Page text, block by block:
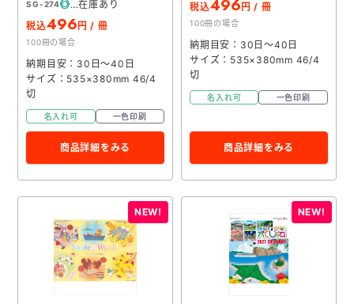
SG-274
在庫あり
税込496円 / 冊
100冊の場合
納期目安：30日～40日
サイズ：535×380mm 46/4
切
名入れ可 一色印刷
商品詳細をみる
税込496円 / 冊
100冊の場合
納期目安：30日～40日
サイズ：535×380mm 46/4
切
名入れ可 一色印刷
商品詳細をみる